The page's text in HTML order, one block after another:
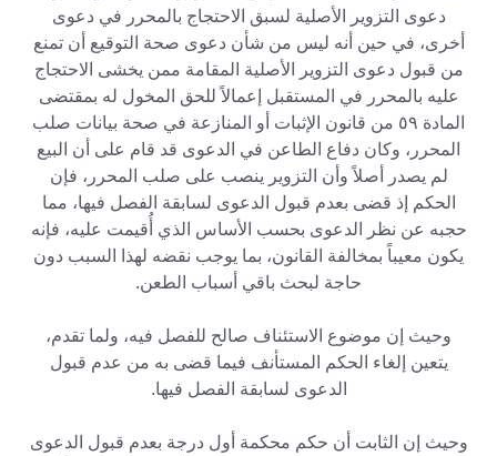
دعوى التزوير الأصلية لسبق الاحتجاج بالمحرر في دعوى
أخرى، في حين أنه ليس من شأن دعوى صحة التوقيع أن تمنع
من قبول دعوى التزوير الأصلية المقامة ممن يخشى الاحتجاج
عليه بالمحرر في المستقبل إعمالاً للحق المخول له بمقتضى
المادة ٥٩ من قانون الإثبات أو المنازعة في صحة بيانات صلب
المحرر، وكان دفاع الطاعن في الدعوى قد قام على أن البيع
لم يصدر أصلاً وأن التزوير ينصب على صلب المحرر، فإن
الحكم إذ قضى بعدم قبول الدعوى لسابقة الفصل فيها، مما
حجبه عن نظر الدعوى بحسب الأساس الذي أُقيمت عليه، فإنه
يكون معيباً بمخالفة القانون، بما يوجب نقضه لهذا السبب دون
حاجة لبحث باقي أسباب الطعن.
وحيث إن موضوع الاستئناف صالح للفصل فيه، ولما تقدم،
يتعين إلغاء الحكم المستأنف فيما قضى به من عدم قبول
الدعوى لسابقة الفصل فيها.
وحيث إن الثابت أن حكم محكمة أول درجة بعدم قبول الدعوى